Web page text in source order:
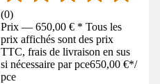
(0)
Prix — 650,00 € * Tous les
prix affichés sont des prix
TTC, frais de livraison en sus
si nécessaire par pce650,00 €*/
pce